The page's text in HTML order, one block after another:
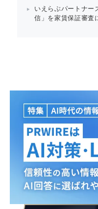
いえらぶパートナー
信」を家賃保証審査